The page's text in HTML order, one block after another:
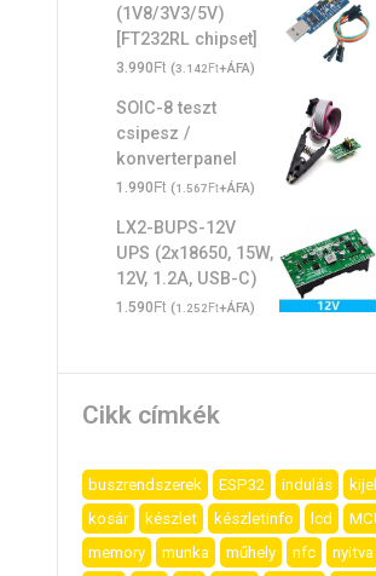
(1V8/3V3/5V)
[FT232RL chipset]
3.990Ft (3.142Ft+ÁFA)
SOIC-8 teszt
csipesz /
konverterpanel
1.990Ft (1.567Ft+ÁFA)
LX2-BUPS-12V
UPS (2x18650, 15W,
12V, 1.2A, USB-C)
1.590Ft (1.252Ft+ÁFA)
Cikk címkék
buszrendszerek ESP32 indulás
kosár
készlet készletinfo lcd
memory
munka műhely nfc
nyitva